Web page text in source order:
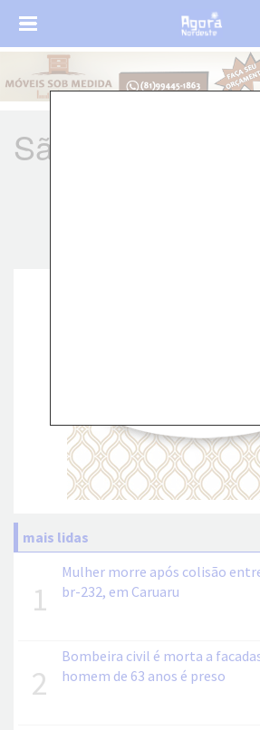
São João 2018
mais lidas
1
Mulher morre após colisão
br-232, em Caruaru
2
Bombeira civil é morta a
homem de 63 anos é preso